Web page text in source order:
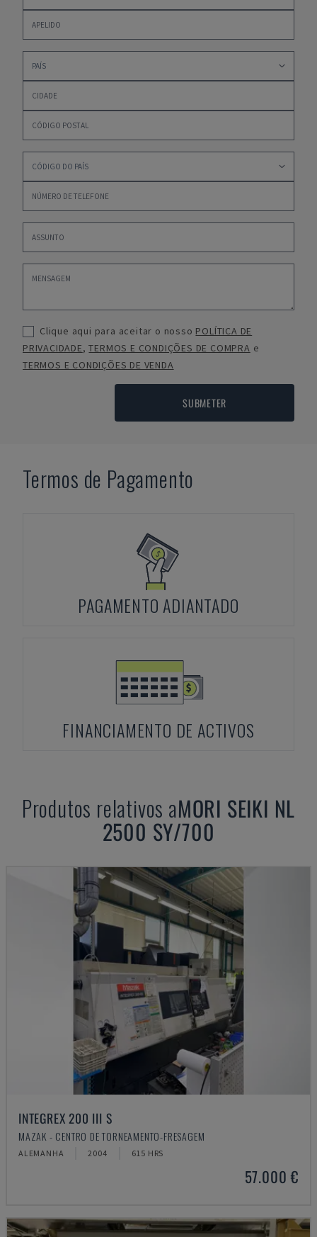
Clique aqui para aceitar o nosso POLÍTICA DE
PRIVACIDADE,TERMOS E CONDIÇÕES DE COMPRA e
TERMOS E CONDIÇÕES DE VENDA
SUBMETER
Termos de Pagamento
PAGAMENTO ADIANTADO
FINANCIAMENTO DE ACTIVOS
Produtos relativos aMORI SEIKI NL
2500 SY/700
INTEGREX 200 III S
MAZAK - CENTRO DE TORNEAMENTO-FRESAGEM
ALEMANHA 2004 615 HRS
57.000 €